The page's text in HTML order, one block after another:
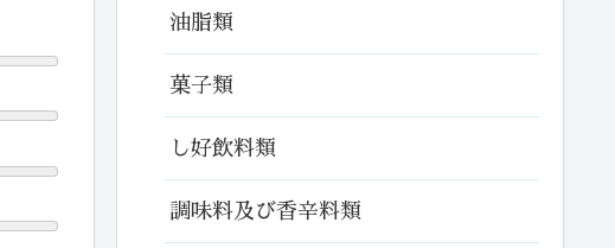
油脂類
菓子類
し好飲料類
調味料及び香辛料類